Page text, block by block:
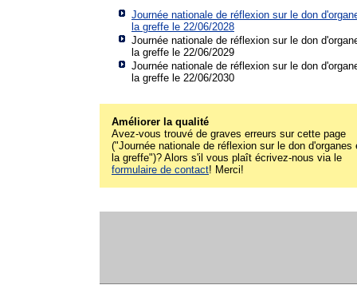
Journée nationale de réflexion sur le don
la greffe le 22/06/2028
Journée nationale de réflexion sur le don
la greffe le 22/06/2029
Journée nationale de réflexion sur le don
la greffe le 22/06/2030
Améliorer la qualité
Avez-vous trouvé de graves erreurs sur cette page
("Journée nationale de réflexion sur le don d'organes
la greffe")? Alors s'il vous plaît écrivez-nous via le
formulaire de contact! Merci!